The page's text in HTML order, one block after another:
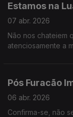
Estamos na
07 abr. 2026
Não nos chateiem
atenciosamente a
Pós Furacão
06 abr. 2026
Confirma-se, não